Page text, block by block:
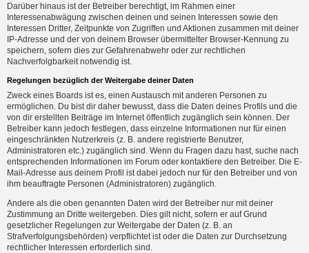
Darüber hinaus ist der Betreiber berechtigt, im Rahmen einer
Interessenabwägung zwischen deinen und seinen Interessen sowie den
Interessen Dritter, Zeitpunkte von Zugriffen und Aktionen zusammen mit deiner
IP-Adresse und der von deinem Browser übermittelter Browser-Kennung zu
speichern, sofern dies zur Gefahrenabwehr oder zur rechtlichen
Nachverfolgbarkeit notwendig ist.
Regelungen bezüglich der Weitergabe deiner Daten
Zweck eines Boards ist es, einen Austausch mit anderen Personen zu
ermöglichen. Du bist dir daher bewusst, dass die Daten deines Profils und die
von dir erstellten Beiträge im Internet öffentlich zugänglich sein können. Der
Betreiber kann jedoch festlegen, dass einzelne Informationen nur für einen
eingeschränkten Nutzerkreis (z. B. andere registrierte Benutzer,
Administratoren etc.) zugänglich sind. Wenn du Fragen dazu hast, suche nach
entsprechenden Informationen im Forum oder kontaktiere den Betreiber. Die E-
Mail-Adresse aus deinem Profil ist dabei jedoch nur für den Betreiber und von
ihm beauftragte Personen (Administratoren) zugänglich.
Andere als die oben genannten Daten wird der Betreiber nur mit deiner
Zustimmung an Dritte weitergeben. Dies gilt nicht, sofern er auf Grund
gesetzlicher Regelungen zur Weitergabe der Daten (z. B. an
Strafverfolgungsbehörden) verpflichtet ist oder die Daten zur Durchsetzung
rechtlicher Interessen erforderlich sind.